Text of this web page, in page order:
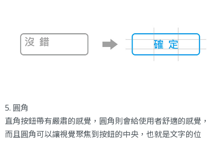
5. 圓角
直角按鈕帶有嚴肅的感覺，圓角則會給使用者舒適的感覺，
而且圓角可以讓視覺聚焦到按鈕的中央，也就是文字的位